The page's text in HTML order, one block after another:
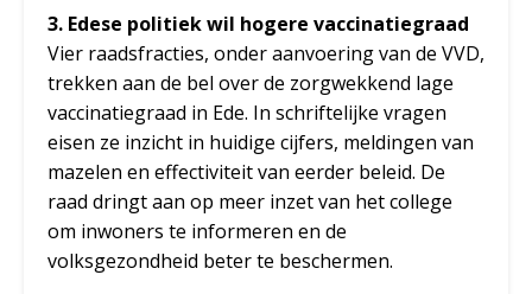
3. Edese politiek wil hogere vaccinatiegraad
Vier raadsfracties, onder aanvoering van de VVD,
trekken aan de bel over de zorgwekkend lage
vaccinatiegraad in Ede. In schriftelijke vragen
eisen ze inzicht in huidige cijfers, meldingen van
mazelen en effectiviteit van eerder beleid. De
raad dringt aan op meer inzet van het college
om inwoners te informeren en de
volksgezondheid beter te beschermen.